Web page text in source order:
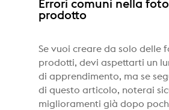
Errori comuni nella
prodotto
Se vuoi creare da solo delle
prodotti, devi aspettarti un
di apprendimento, ma se
di questo articolo, noterai
miglioramenti già dopo pochi